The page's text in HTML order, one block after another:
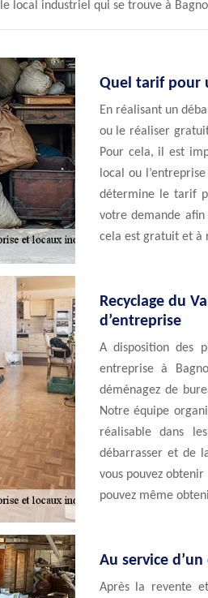
local industriel qui se trouve à
Quel tarif pour
En réalisant un
ou le réaliser
Pour cela, il est
local ou
détermine le tarif
votre demande afin
cela est gratuit et à
Recyclage du
d’entreprise
A disposition des
entreprise à
déménagez de
Notre équipe
réalisable dans
débarrasser et de
vous pouvez
pouvez même
Au service
Après la revente